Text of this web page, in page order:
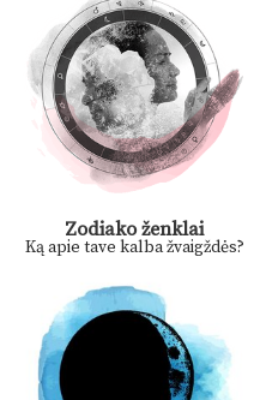
Zodiako ženklai
Ką apie tave kalba žvaigždės?